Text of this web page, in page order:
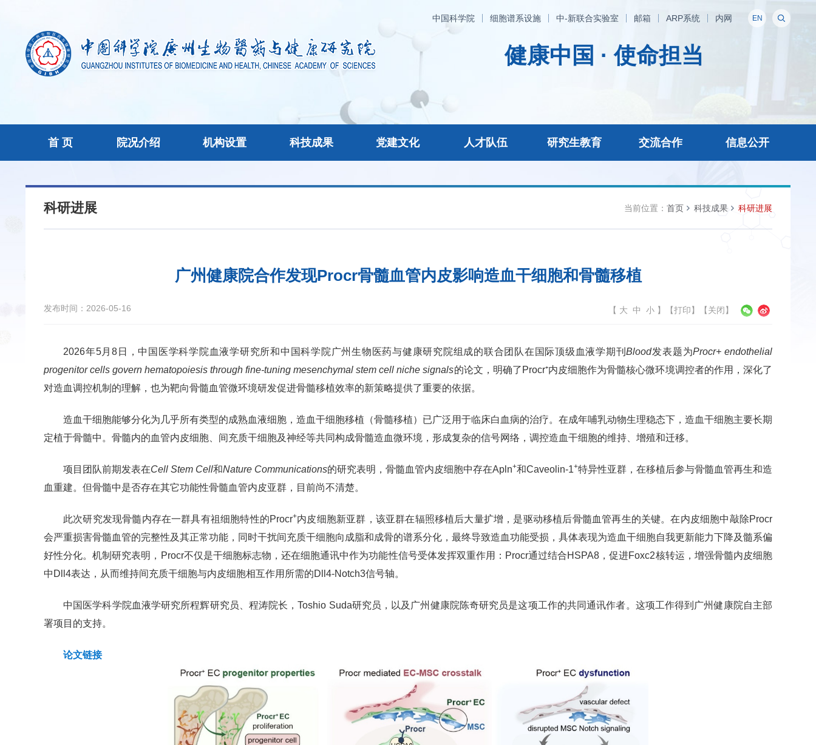
EN
中国科学院 细胞谱系设施 中-新联合实验室 邮箱 ARP系统 内网
健康中国 · 使命担当
首 页 院况介绍 机构设置 科技成果 党建文化 人才队伍 研究生教育 交流合作 信息公开
科研进展 当前位置： 首页 科技成果 科研进展
广州健康院合作发现Procr骨髓血管内皮影响造血干细胞和骨髓移植
发布时间：2026-05-16 【 大 中 小 】 【打印】【关闭】
2026年5月8日，中国医学科学院血液学研究所和中国科学院广州生物医药与健康研究院组成的联合团队在国际顶级血液学期刊Blood发表题为Procr+ endothelial
progenitor cells govern hematopoiesis through fine-tuning mesenchymal stem cell niche signals的论文，明确了Procr⁺内皮细胞作为骨髓核心微环境调控者的作用，深化了
对造血调控机制的理解，也为靶向骨髓血管微环境研发促进骨髓移植效率的新策略提供了重要的依据。
造血干细胞能够分化为几乎所有类型的成熟血液细胞，造血干细胞移植（骨髓移植）已广泛用于临床白血病的治疗。在成年哺乳动物生理稳态下，造血干细胞主要长期
定植于骨髓中。骨髓内的血管内皮细胞、间充质干细胞及神经等共同构成骨髓造血微环境，形成复杂的信号网络，调控造血干细胞的维持、增殖和迁移。
项目团队前期发表在Cell Stem Cell和Nature Communications的研究表明，骨髓血管内皮细胞中存在Apln+和Caveolin-1+特异性亚群，在移植后参与骨髓血管再生和造
血重建。但骨髓中是否存在其它功能性骨髓血管内皮亚群，目前尚不清楚。
此次研究发现骨髓内存在一群具有祖细胞特性的Procr+内皮细胞新亚群，该亚群在辐照移植后大量扩增，是驱动移植后骨髓血管再生的关键。在内皮细胞中敲除Procr
会严重损害骨髓血管的完整性及其正常功能，同时干扰间充质干细胞向成脂和成骨的谱系分化，最终导致造血功能受损，具体表现为造血干细胞自我更新能力下降及髓系偏
好性分化。机制研究表明，Procr不仅是干细胞标志物，还在细胞通讯中作为功能性信号受体发挥双重作用：Procr通过结合HSPA8，促进Foxc2核转运，增强骨髓内皮细胞
中Dll4表达，从而维持间充质干细胞与内皮细胞相互作用所需的Dll4-Notch3信号轴。
中国医学科学院血液学研究所程辉研究员、程涛院长，Toshio Suda研究员，以及广州健康院陈奇研究员是这项工作的共同通讯作者。这项工作得到广州健康院自主部
署项目的支持。
论文链接